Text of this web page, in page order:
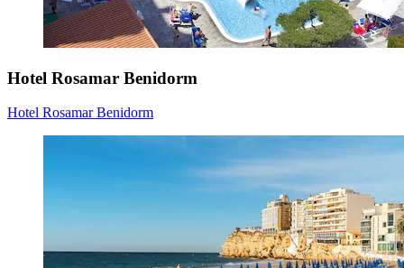
Hotel Rosamar Benidorm
Hotel Rosamar Benidorm